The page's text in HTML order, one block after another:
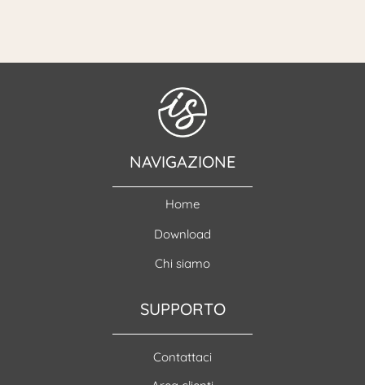
NAVIGAZIONE
Home
Download
Chi siamo
SUPPORTO
Contattaci